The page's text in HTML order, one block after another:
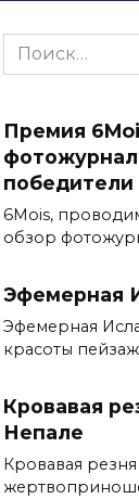
Search
for:
Премия
6Mois,
обзор
Эфемерная
Эфемерная
красоты
Кровавая
Непале
Кровавая